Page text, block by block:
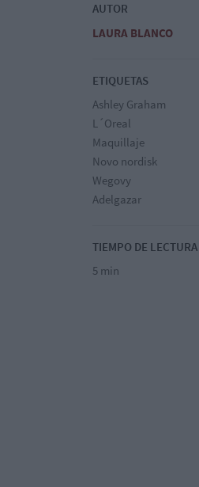
AUTOR
LAURA BLANCO
ETIQUETAS
Ashley Graham
L´Oreal
Maquillaje
Novo nordisk
Wegovy
Adelgazar
TIEMPO DE LECTURA
5 min